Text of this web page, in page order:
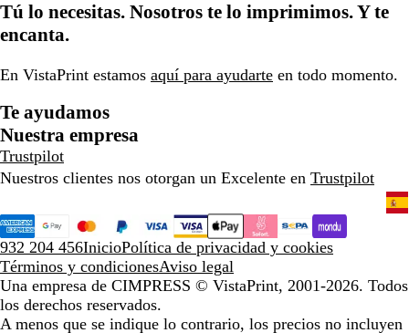
Tú lo necesitas. Nosotros te lo imprimimos. Y te
encanta.
En VistaPrint estamos aquí para ayudarte en todo momento.
Te ayudamos
Nuestra empresa
Trustpilot
Nuestros clientes nos otorgan un Excelente en Trustpilot
932 204 456InicioPolítica de privacidad y cookies
Términos y condicionesAviso legal
Una empresa de CIMPRESS © VistaPrint, 2001-2026. Todos
los derechos reservados.
A menos que se indique lo contrario, los precios no incluyen